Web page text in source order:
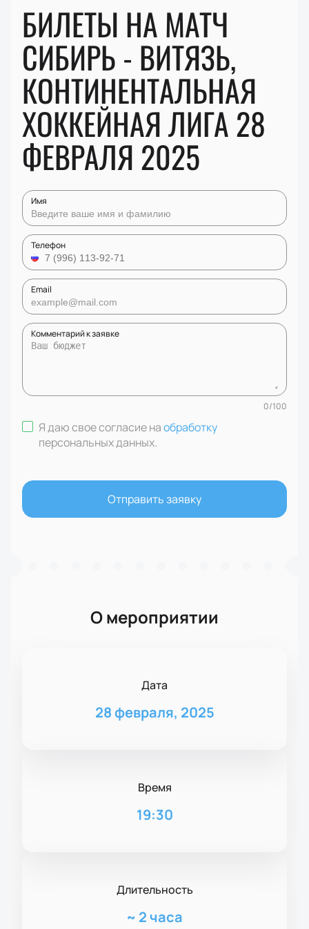
БИЛЕТЫ НА МАТЧ
СИБИРЬ - ВИТЯЗЬ,
КОНТИНЕНТАЛЬНАЯ
ХОККЕЙНАЯ ЛИГА 28
ФЕВРАЛЯ 2025
Имя
Телефон
Email
Комментарий к заявке
0/100
Я даю свое согласие наобработку
персональных данных.
Отправить заявку
О мероприятии
Дата
28 февраля, 2025
Время
19:30
Длительность
~ 2 часа